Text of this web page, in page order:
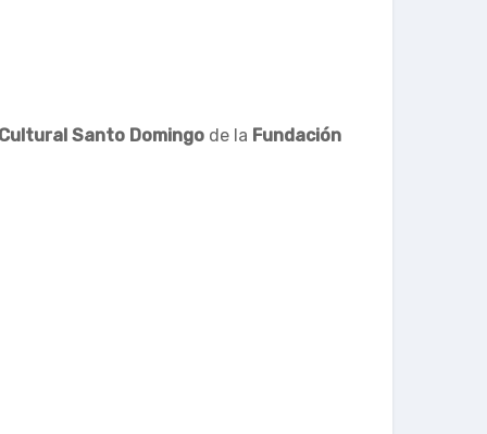
Santo Domingo de la Fundación